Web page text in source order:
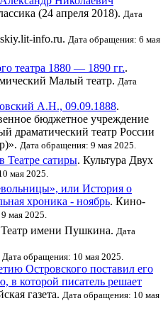
(24 апреля 2018). Дата
info.ru. Дата обращения: 6 мая
театра 1880 — 1890 гг..
Малый театр. Дата
А.Н., 09.09.1888.
бюджетное учреждение
драматический театр России
Дата обращения: 9 мая 2025.
Театре сатиры. Культура Двух
мая 2025.
или История о
хроника - ноябрь. Кино-
мая 2025.
имени Пушкина. Дата
Дата обращения: 10 мая 2025.
Островского поставил его
в которой писатель решает
газета. Дата обращения: 10 мая